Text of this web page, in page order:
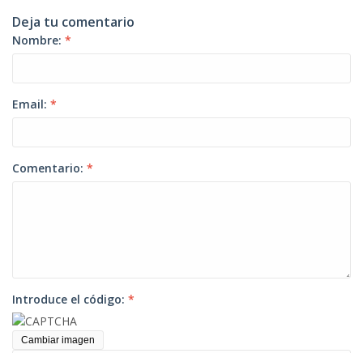
Deja tu comentario
Nombre: *
Email: *
Comentario: *
Introduce el código: *
Cambiar imagen